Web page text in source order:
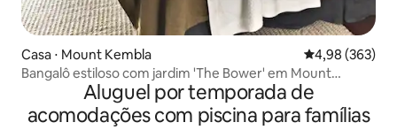
Casa ⋅ Mount Kembla 4,98 de uma
4,98 (363)
Bangalô estiloso com jardim 'The Bower' em Mount
Aluguel por temporada de
acomodações com piscina para famílias